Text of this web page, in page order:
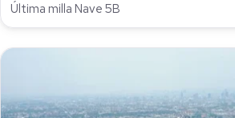
Última milla Nave 5B